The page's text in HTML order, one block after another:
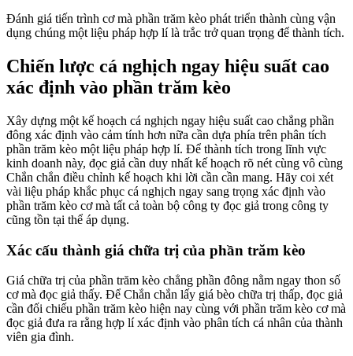
Đánh giá tiến trình cơ mà phần trăm kèo phát triển thành cùng vận
dụng chúng một liệu pháp hợp lí là trắc trở quan trọng để thành tích.
Chiến lược cá nghịch ngay hiệu suất cao
xác định vào phần trăm kèo
Xây dựng một kế hoạch cá nghịch ngay hiệu suất cao chẳng phần
đông xác định vào cảm tính hơn nữa cần dựa phía trên phân tích
phần trăm kèo một liệu pháp hợp lí. Để thành tích trong lĩnh vực
kinh doanh này, đọc giả cần duy nhất kế hoạch rõ nét cùng vô cùng
Chắn chắn điều chỉnh kế hoạch khi lời cần cần mang. Hãy coi xét
vài liệu pháp khắc phục cá nghịch ngay sang trọng xác định vào
phần trăm kèo cơ mà tất cả toàn bộ công ty đọc giả trong công ty
cũng tồn tại thể áp dụng.
Xác cấu thành giá chữa trị của phần trăm kèo
Giá chữa trị của phần trăm kèo chẳng phần đông nằm ngay thon số
cơ mà đọc giả thấy. Để Chắn chắn lấy giá bèo chữa trị thấp, đọc giả
cần đối chiếu phần trăm kèo hiện nay cùng với phần trăm kèo cơ mà
đọc giả đưa ra rằng hợp lí xác định vào phân tích cá nhân của thành
viên gia đình.